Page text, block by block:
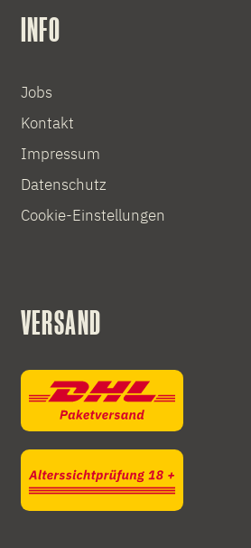
INFO
Jobs
Kontakt
Impressum
Datenschutz
Cookie-Einstellungen
VERSAND